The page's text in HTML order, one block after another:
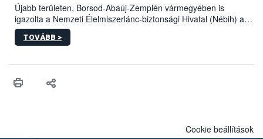
Újabb területen, Borsod-Abaúj-Zemplén vármegyében is
igazolta a Nemzeti Élelmiszerlánc-biztonsági Hivatal (Nébih) a
kőrisrontó karcsúdíszbogár (Agrilus planipennis) jelenlétét. A
kártevőt nem csak színcsapdában találták meg, de már fertőzött
az intenzív felderítést, emellett az intézkedéseket a szlovák
TOVÁBB >
Cookie beállítások